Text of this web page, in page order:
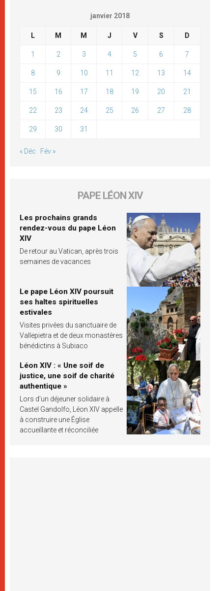
janvier 2018
L M M J V S D
1 2 3 4 5 6 7
8 9 10 11 12 13 14
15 16 17 18 19 20 21
22 23 24 25 26 27 28
29 30 31
« Déc Fév »
PAPE LÉON XIV
Les prochains grands
rendez-vous du pape Léon
XIV
De retour au Vatican, après trois
semaines de vacances
Le pape Léon XIV poursuit
ses haltes spirituelles
estivales
Visites privées du sanctuaire de
Vallepietra et de deux monastères
bénédictins à Subiaco
Léon XIV : « Une soif de
justice, une soif de charité
authentique »
Lors d’un déjeuner solidaire à
Castel Gandolfo, Léon XIV appelle
à construire une Église
accueillante et réconciliée